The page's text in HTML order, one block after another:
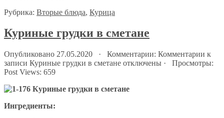
Рубрика: Вторые блюда, Курица
Куриные грудки в сметане
Опубликовано 27.05.2020 · Комментарии: Комментарии к
записи Куриные грудки в сметане отключены · Просмотры:
Post Views: 659
Ингредиенты: